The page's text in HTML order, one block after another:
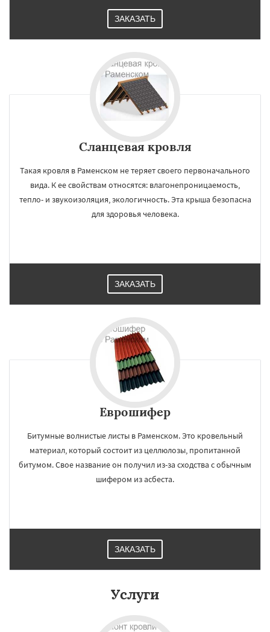
ЗАКАЗАТЬ
Сланцевая кровля
Такая кровля в Раменском не теряет своего первоначального
вида. К ее свойствам относятся: влагонепроницаемость,
тепло- и звукоизоляция, экологичность. Эта крыша безопасна
для здоровья человека.
ЗАКАЗАТЬ
Еврошифер
Битумные волнистые листы в Раменском. Это кровельный
материал, который состоит из целлюлозы, пропитанной
битумом. Свое название он получил из-за сходства с обычным
шифером из асбеста.
ЗАКАЗАТЬ
Услуги